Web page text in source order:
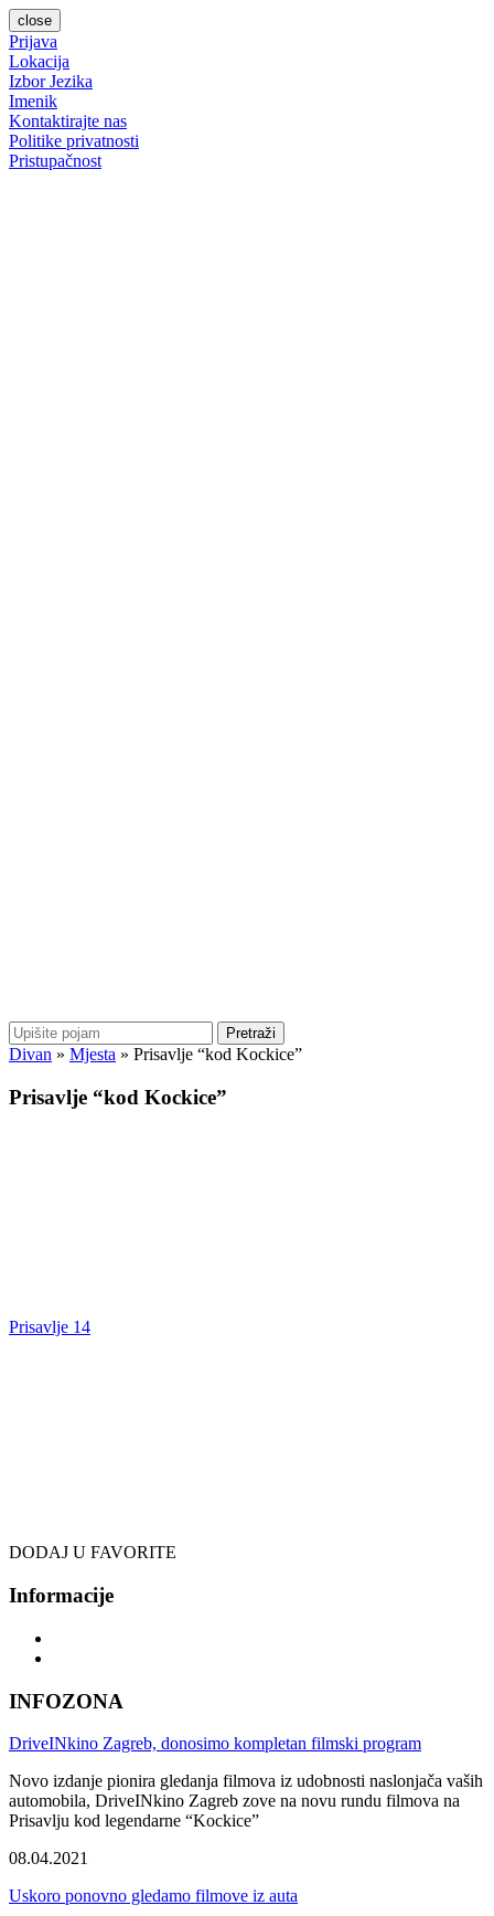
close
Prijava
Lokacija
Izbor Jezika
Imenik
Kontaktirajte nas
Politike privatnosti
Pristupačnost
Pretraži
Divan » Mjesta » Prisavlje “kod Kockice”
Prisavlje “kod Kockice”
Prisavlje 14
DODAJ U FAVORITE
Informacije
INFOZONA
DriveINkino Zagreb, donosimo kompletan filmski program
Novo izdanje pionira gledanja filmova iz udobnosti naslonjača vaših
automobila, DriveINkino Zagreb zove na novu rundu filmova na
Prisavlju kod legendarne “Kockice”
08.04.2021
Uskoro ponovno gledamo filmove iz auta